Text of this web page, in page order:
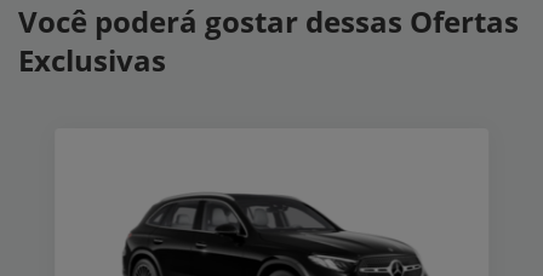
Você poderá gostar dessas Ofertas
Exclusivas